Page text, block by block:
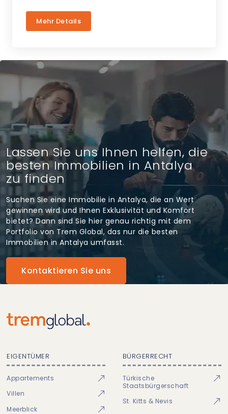
Mehr Details
Lassen Sie uns Ihnen helfen, die
besten Immobilien in Antalya
zu finden
Suchen Sie eine Immobilie in Antalya, die an Wert
gewinnen wird und Ihnen Exklusivität und Komfort
bietet? Dann sind Sie hier genau richtig mit dem
Portfolio von Trem Global, das nur die besten
Immobilien in Antalya umfasst.
Kontaktieren Sie uns
EIGENTÜMER
Appartements
Villen
Meerblick
BÜRGERRECHT
Türkische
Staatsbürgerschaft
St. Kitts & Nevis